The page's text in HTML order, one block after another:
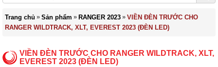
Trang chủ » Sản phẩm » RANGER 2023 » VIỀN ĐÈN TRƯỚC CHO
RANGER WILDTRACK, XLT, EVEREST 2023 (ĐÈN LED)
VIỀN ĐÈN TRƯỚC CHO RANGER WILDTRACK, XLT,
EVEREST 2023 (ĐÈN LED)